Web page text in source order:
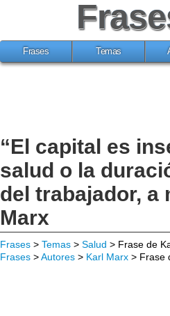
Frases Temas
“El capital es
salud o la
del trabajador, a
Marx
Frases > Temas > Salud > Frase de
Frases >Autores > Karl Marx > Frase